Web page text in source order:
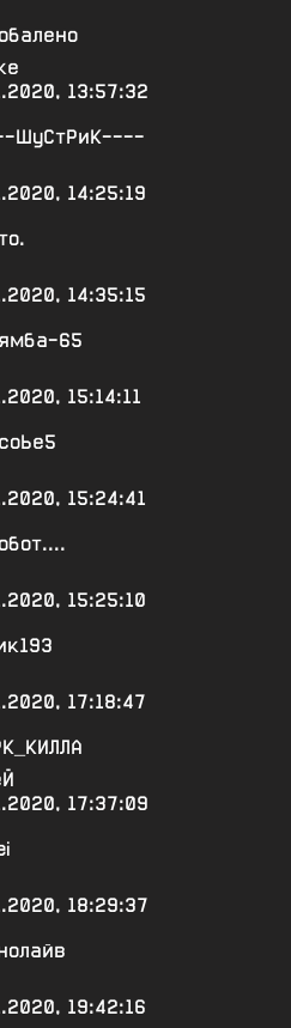
13:57:32
ШуСтРиК----
14:25:19
14:35:15
65
15:14:11
15:24:41
15:25:10
17:18:47
17:37:09
18:29:37
19:42:16